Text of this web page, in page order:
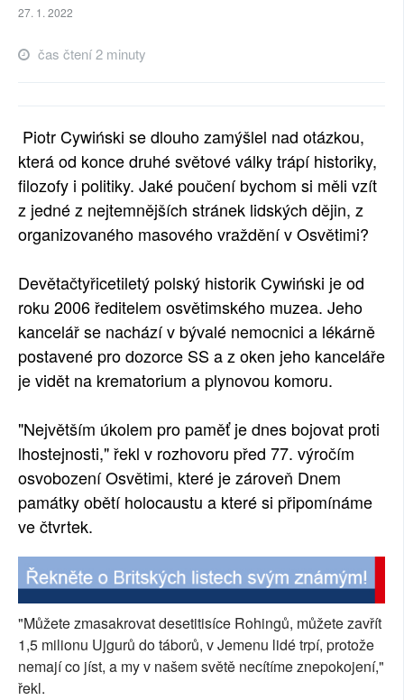
27. 1. 2022
čas čtení 2 minuty
Piotr Cywiński se dlouho zamýšlel nad otázkou,
která od konce druhé světové války trápí historiky,
filozofy i politiky. Jaké poučení bychom si měli vzít
z jedné z nejtemnějších stránek lidských dějin, z
organizovaného masového vraždění v Osvětimi?
Devětačtyřicetiletý polský historik Cywiński je od
roku 2006 ředitelem osvětimského muzea. Jeho
kancelář se nachází v bývalé nemocnici a lékárně
postavené pro dozorce SS a z oken jeho kanceláře
je vidět na krematorium a plynovou komoru.
"Největším úkolem pro paměť je dnes bojovat proti
lhostejnosti," řekl v rozhovoru před 77. výročím
osvobození Osvětimi, které je zároveň Dnem
památky obětí holocaustu a které si připomínáme
ve čtvrtek.
"Můžete zmasakrovat desetitisíce Rohingů, můžete zavřít
1,5 milionu Ujgurů do táborů, v Jemenu lidé trpí, protože
nemají co jíst, a my v našem světě necítíme znepokojení,"
řekl.